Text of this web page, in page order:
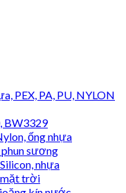
PEX, PA, PU, NYLON
BW3329
ống nhựa
phun sương
nhựa
mặt trời